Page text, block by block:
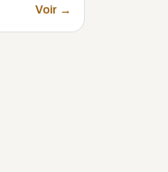
Voir →